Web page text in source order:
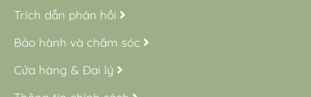
Trích dẫn phản hồi
Bảo hành và chăm sóc
Cửa hàng & Đại lý